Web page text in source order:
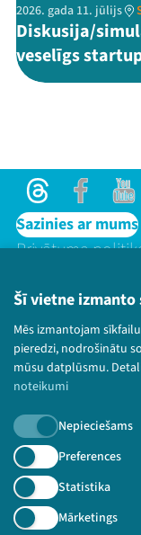
Šī vietne izmanto
Mēs izmantojam
pieredzi, nodrošinātu
mūsu datplūsmu.
noteikumi
Nepieciešams
Preferences
Statistika
Mārketings
2026. gada 11. jūlijs
Diskusija/
veselīgs
ThreadsFacebook
Sazinies ar mums
Privātuma
Bērnu
© 2026 Sarunu
paturētas.
Piesakies
Nepalaid garām